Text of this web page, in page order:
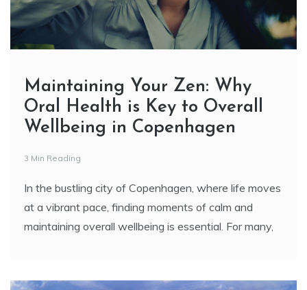
Maintaining Your Zen: Why
Oral Health is Key to Overall
Wellbeing in Copenhagen
3 Min Reading
In the bustling city of Copenhagen, where life moves
at a vibrant pace, finding moments of calm and
maintaining overall wellbeing is essential. For many,